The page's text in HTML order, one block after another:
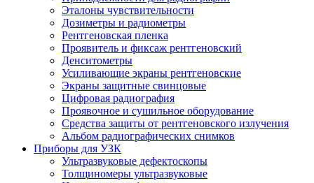
Эталоны чувствительности
Дозиметры и радиометры
Рентгеновская пленка
Проявитель и фиксаж рентгеновский
Денситометры
Усиливающие экраны рентгеновские
Экраны защитные свинцовые
Цифровая радиография
Проявочное и сушильное оборудование
Средства защиты от рентгеновского излучения
Альбом радиографических снимков
Приборы для УЗК
Ультразвуковые дефектоскопы
Толщиномеры ультразвуковые